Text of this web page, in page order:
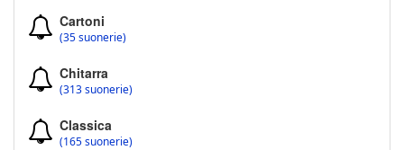
Cartoni
(35 suonerie)
Chitarra
(313 suonerie)
Classica
(165 suonerie)